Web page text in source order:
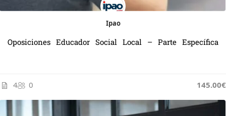
Ipao
Oposiciones Educador Social Local – Parte Específica
4 0 145.00€